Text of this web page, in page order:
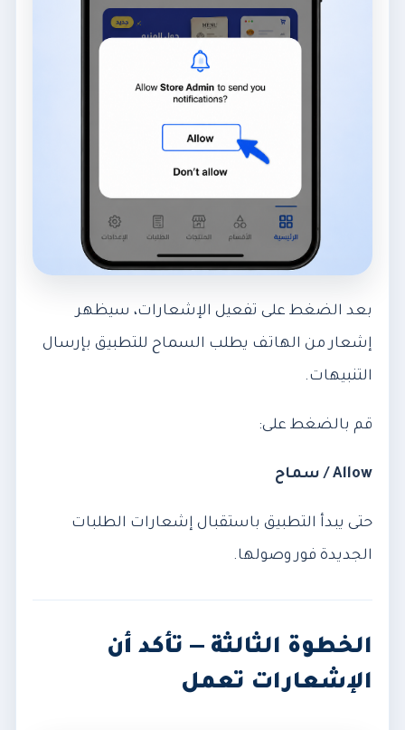
بعد الضغط على تفعيل الإشعارات، سيظهر
إشعار من الهاتف يطلب السماح للتطبيق بإرسال
التنبيهات.
قم بالضغط على:
Allow / سماح
حتى يبدأ التطبيق باستقبال إشعارات الطلبات
الجديدة فور وصولها.
الخطوة الثالثة — تأكد أن
الإشعارات تعمل